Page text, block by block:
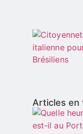
Articles en